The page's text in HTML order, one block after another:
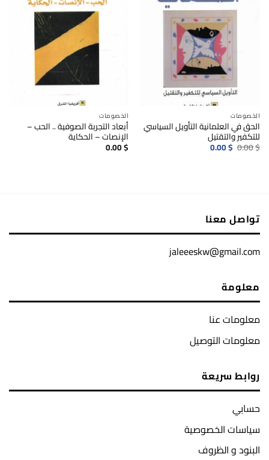
الخصومات
الحق في العلمانية التأويل السياسي
للتكفير والتقتيل
0.00$ السعر
الأصلي
0.00$ السعر
الحالي
الخصومات
أبعاد التجربة الصوفية .. الحب –
الإنصات – الحكاية
0.00$
تواصل معنا
jaleeeskw@gmail.com
معلومة
معلومات عنا
معلومات التوصيل
روابط سريعة
حسابي
سياسات الخصوصية
البنود و الظروف